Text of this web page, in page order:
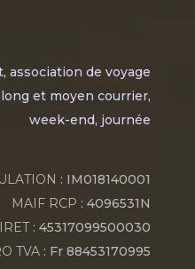
association de voyage
et moyen courrier,
week-end, journée
: IM018140001
MAIF RCP : 4096531N
: 45317099500030
TVA : Fr 88453170995